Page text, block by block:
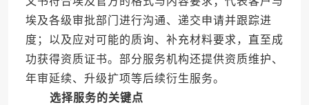
埃及各级审批部门进行沟通、递交申请并跟踪进
度；以及应对可能的质询、补充材料要求，直至成
功获得资质证书。部分服务机构还提供资质维护、
年审延续、升级扩项等后续衍生服务。
选择服务的关键点